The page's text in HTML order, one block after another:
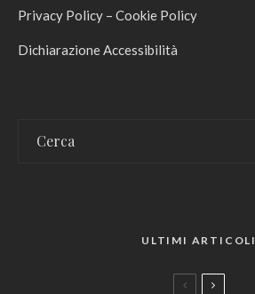
Privacy Policy – Cookie Policy
Dichiarazione Accessibilità
ULTIMI ARTICOLI